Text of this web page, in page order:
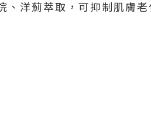
、洋薊萃取，可抑制肌膚